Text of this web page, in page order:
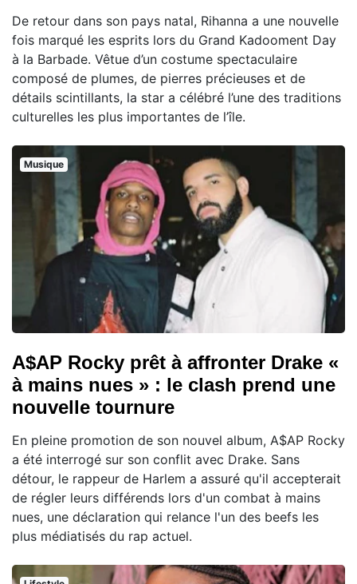
De retour dans son pays natal, Rihanna a une nouvelle
fois marqué les esprits lors du Grand Kadooment Day
à la Barbade. Vêtue d’un costume spectaculaire
composé de plumes, de pierres précieuses et de
détails scintillants, la star a célébré l’une des traditions
culturelles les plus importantes de l’île.
Musique
A$AP Rocky prêt à affronter Drake «
à mains nues » : le clash prend une
nouvelle tournure
En pleine promotion de son nouvel album, A$AP Rocky
a été interrogé sur son conflit avec Drake. Sans
détour, le rappeur de Harlem a assuré qu'il accepterait
de régler leurs différends lors d'un combat à mains
nues, une déclaration qui relance l'un des beefs les
plus médiatisés du rap actuel.